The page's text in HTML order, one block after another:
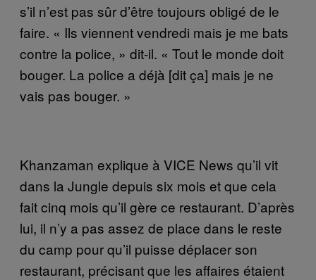
s’il n’est pas sûr d’être toujours obligé de le
faire. « Ils viennent vendredi mais je me bats
contre la police, » dit-il. « Tout le monde doit
bouger. La police a déjà [dit ça] mais je ne
vais pas bouger. »
Khanzaman explique à VICE News qu’il vit
dans la Jungle depuis six mois et que cela
fait cinq mois qu’il gère ce restaurant. D’après
lui, il n’y a pas assez de place dans le reste
du camp pour qu’il puisse déplacer son
restaurant, précisant que les affaires étaient